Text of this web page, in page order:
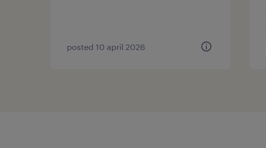
posted 10 april 2026